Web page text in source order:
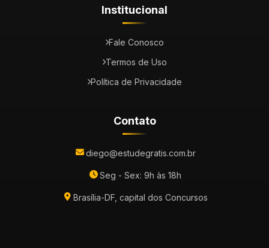
Institucional
Fale Conosco
Termos de Uso
Política de Privacidade
Contato
diego@estudegratis.com.br
Seg - Sex: 9h às 18h
Brasília-DF, capital dos Concursos